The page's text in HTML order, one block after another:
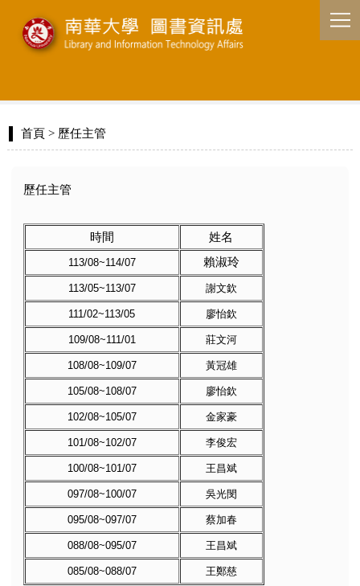
首頁> 歷任主管
歷任主管
時間 姓名
113/08~114/07 賴淑玲
113/05~113/07 謝文欽
111/02~113/05 廖怡欽
109/08~111/01 莊文河
108/08~109/07 黃冠雄
105/08~108/07 廖怡欽
102/08~105/07 金家豪
101/08~102/07 李俊宏
100/08~101/07 王昌斌
097/08~100/07 吳光閔
095/08~097/07 蔡加春
088/08~095/07 王昌斌
085/08~088/07 王鄭慈